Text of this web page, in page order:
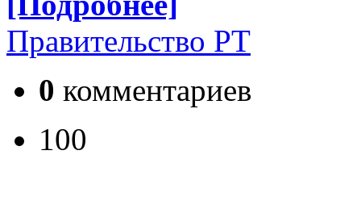
Правительство РТ
0 комментариев
100